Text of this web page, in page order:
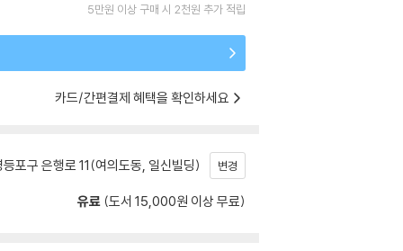
5만원 이상 구매 시 2천원 추가 적립
카드/간편결제 혜택을 확인하세요
포구 은행로 11(여의도동, 일신빌딩) 변경
유료 (도서 15,000원 이상 무료)